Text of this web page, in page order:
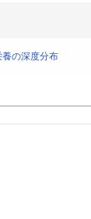
の深度分布